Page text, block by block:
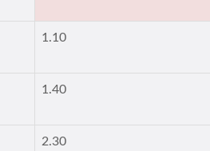
1.10
1.40
2.30